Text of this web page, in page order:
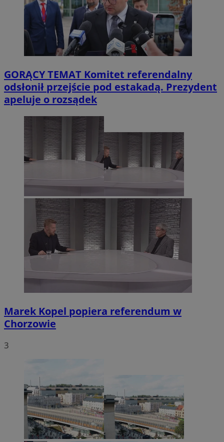
GORĄCY TEMAT Komitet referendalny
odsłonił przejście pod estakadą. Prezydent
apeluje o rozsądek
Marek Kopel popiera referendum w
Chorzowie
3